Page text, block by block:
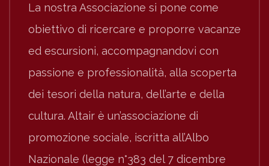
La nostra Associazione si pone come
obiettivo di ricercare e proporre vacanze
ed escursioni, accompagnandovi con
passione e professionalità, alla scoperta
dei tesori della natura, dell’arte e della
cultura. Altair è un’associazione di
promozione sociale, iscritta all’Albo
Nazionale (legge n°383 del 7 dicembre